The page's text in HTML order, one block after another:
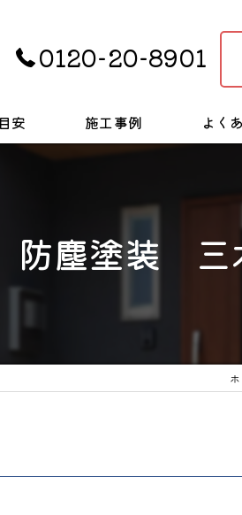
0120-20-8901
安 施工事例 よく
塵塗装 三